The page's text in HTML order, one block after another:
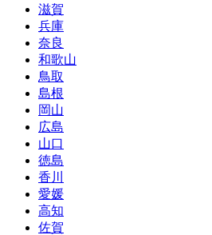
滋賀
兵庫
奈良
和歌山
鳥取
島根
岡山
広島
山口
徳島
香川
愛媛
高知
佐賀